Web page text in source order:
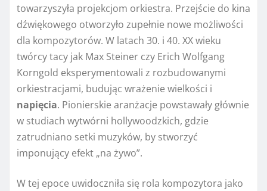
towarzyszyła projekcjom orkiestra. Przejście do kina
dźwiękowego otworzyło zupełnie nowe możliwości
dla kompozytorów. W latach 30. i 40. XX wieku
twórcy tacy jak Max Steiner czy Erich Wolfgang
Korngold eksperymentowali z rozbudowanymi
orkiestracjami, budując wrażenie wielkości i
napięcia. Pionierskie aranżacje powstawały głównie
w studiach wytwórni hollywoodzkich, gdzie
zatrudniano setki muzyków, by stworzyć
imponujący efekt „na żywo”.
W tej epoce uwidoczniła się rola kompozytora jako